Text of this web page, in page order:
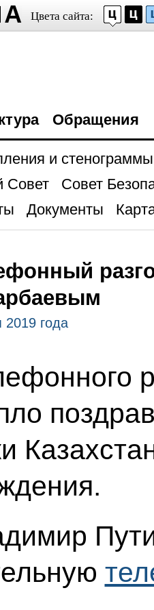
Цвета сайта:
Обращения
и стенограммы
Совет
Совет
Документы
года